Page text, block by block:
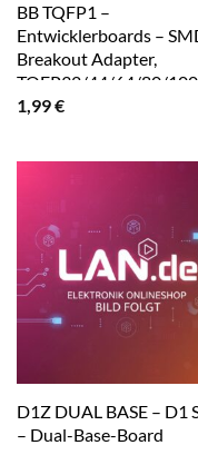
BB TQFP1 –
Entwicklerboards –
Breakout Adapter,
TQFP32/44/64/80/100
1,99€
D1Z DUAL BASE – D1
– Dual-Base-Board